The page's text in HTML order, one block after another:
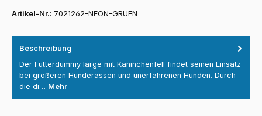
Artikel-Nr.: 7021262-NEON-GRUEN
Beschreibung
Der Futterdummy large mit Kaninchenfell findet seinen Einsatz
bei größeren Hunderassen und unerfahrenen Hunden. Durch
die di… Mehr